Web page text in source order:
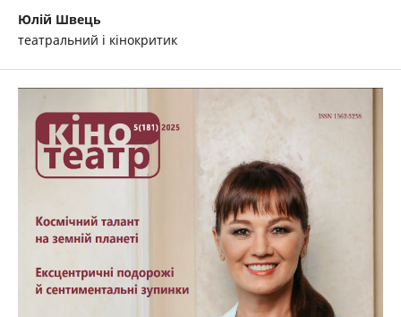
Юлій Швець
театральний і кінокритик